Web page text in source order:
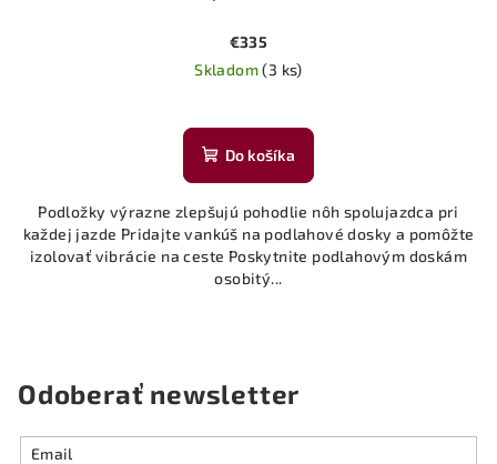
€335
Skladom(3 ks)
Do košíka
Podložky výrazne zlepšujú pohodlie nôh spolujazdca pri
každej jazde Pridajte vankúš na podlahové dosky a pomôžte
izolovať vibrácie na ceste Poskytnite podlahovým doskám
osobitý...
Odoberať newsletter
Email